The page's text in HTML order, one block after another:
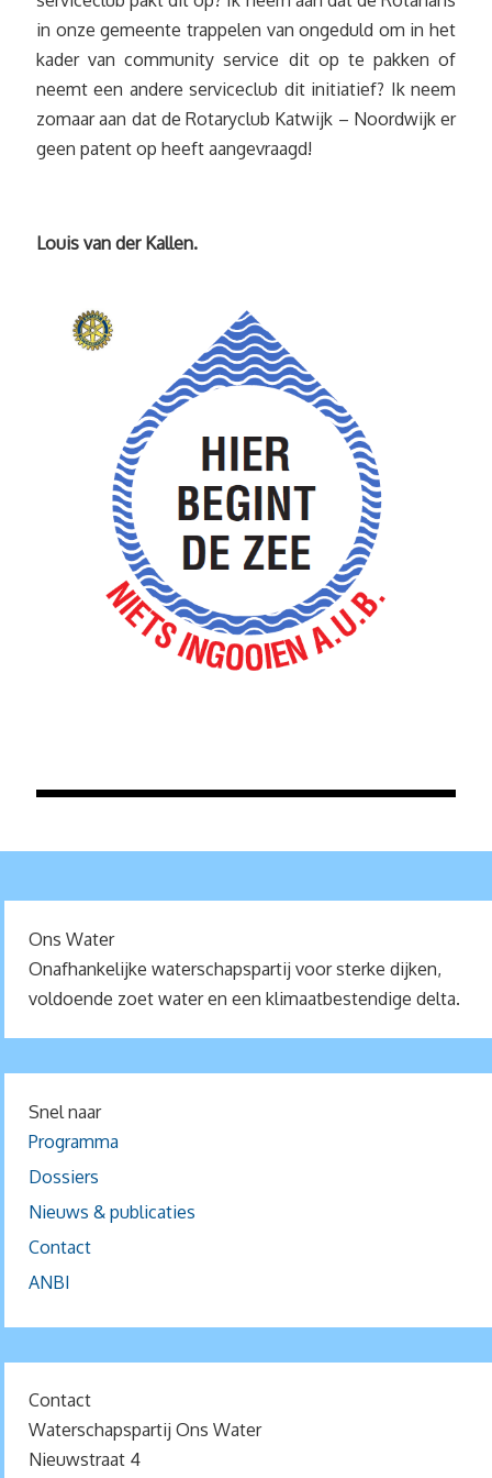
in onze gemeente trappelen van ongeduld om in het
kader van community service dit op te pakken of
neemt een andere serviceclub dit initiatief? Ik neem
zomaar aan dat de Rotaryclub Katwijk – Noordwijk er
geen patent op heeft aangevraagd!
Louis van der Kallen.
Ons Water
Onafhankelijke waterschapspartij voor sterke dijken,
voldoende zoet water en een klimaatbestendige delta.
Snel naar
Programma
Dossiers
Nieuws & publicaties
Contact
ANBI
Contact
Waterschapspartij Ons Water
Nieuwstraat 4